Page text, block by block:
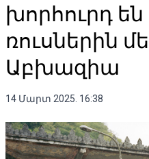
խորհուրդ
ռուսներին
Աբխազիա
14 Մարտ 2025. 16:38